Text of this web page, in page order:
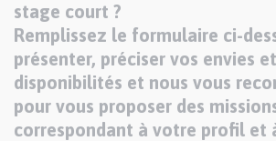
stage court ?
Remplissez le formulaire ci-
présenter, préciser vos envies
disponibilités et nous vous
pour vous proposer des
correspondant à votre profil et